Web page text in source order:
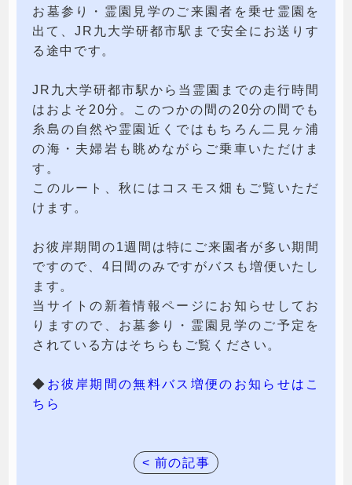
お墓参り・霊園見学のご来園者を乗せ霊園を
出て、JR九大学研都市駅まで安全にお送りす
る途中です。
JR九大学研都市駅から当霊園までの走行時間
はおよそ20分。このつかの間の20分の間でも
糸島の自然や霊園近くではもちろん二見ヶ浦
の海・夫婦岩も眺めながらご乗車いただけま
す。
このルート、秋にはコスモス畑もご覧いただ
けます。
お彼岸期間の1週間は特にご来園者が多い期間
ですので、4日間のみですがバスも増便いたし
ます。
当サイトの新着情報ページにお知らせしてお
りますので、お墓参り・霊園見学のご予定を
されている方はそちらもご覧ください。
◆ お彼岸期間の無料バス増便のお知らせはこ
ちら
< 前の記事